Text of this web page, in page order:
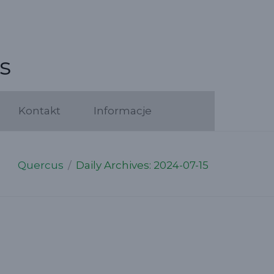
Kontakt Informacje
Quercus / Daily Archives: 2024-07-15